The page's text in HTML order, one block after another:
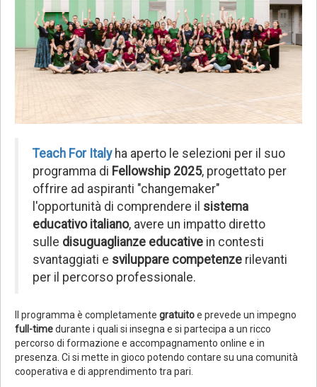
Teach For Italyha aperto le selezioni per il suo
programma di Fellowship 2025, progettato per
offrire ad aspiranti "changemaker"
l'opportunità di comprendere il sistema
educativo italiano, avere un impatto diretto
sulle disuguaglianze educative in contesti
svantaggiati e sviluppare competenze rilevanti
per il percorso professionale.
Il programma è completamente gratuitoe prevede un impegno
full-timedurante i quali si insegna e si partecipa a un ricco
percorso di formazione e accompagnamento online e in
presenza. Ci si mette in gioco potendo contare su una comunità
cooperativa e di apprendimento tra pari.